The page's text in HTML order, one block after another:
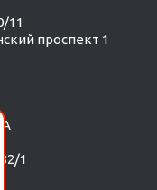
11
проспект 1
1